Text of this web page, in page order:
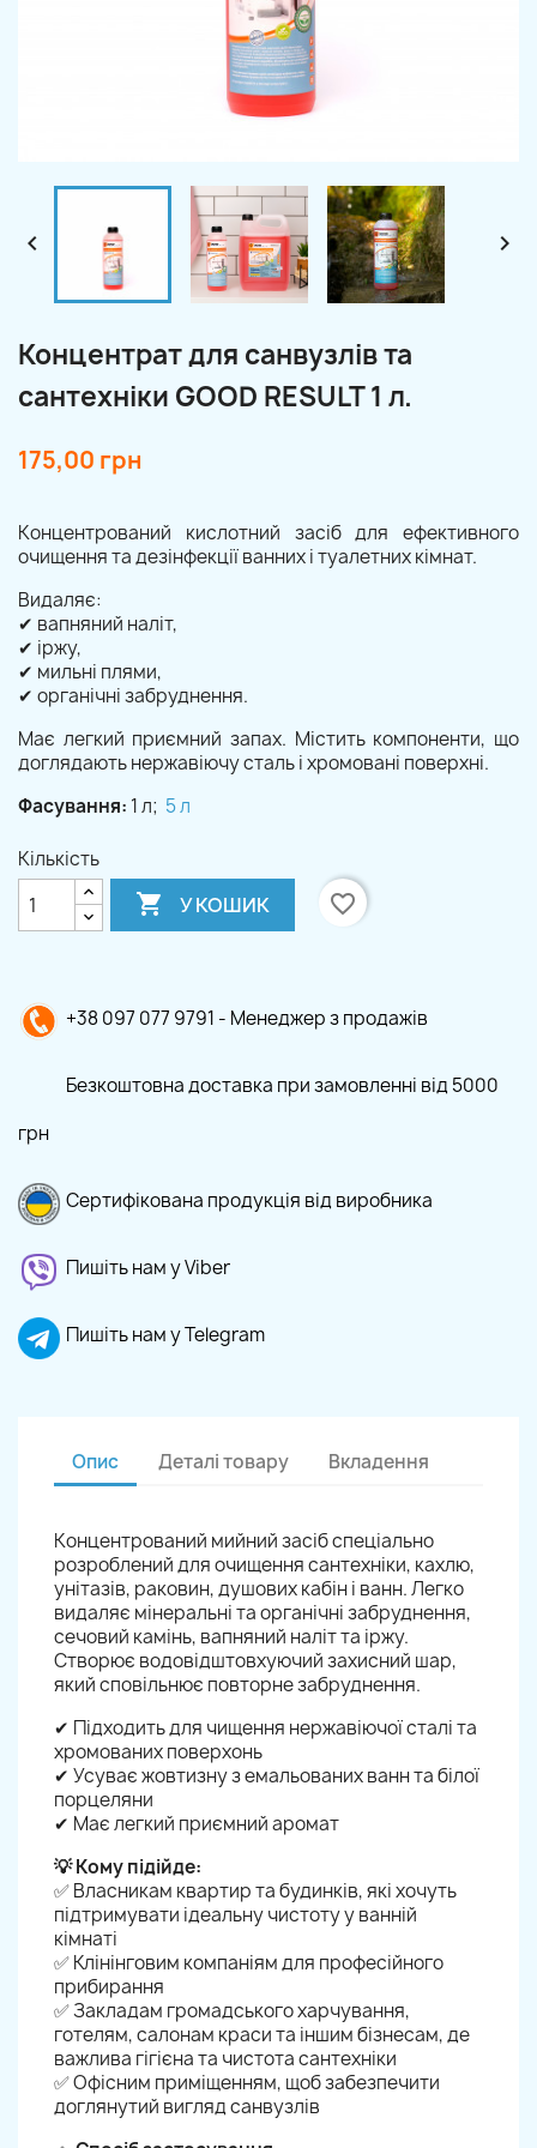
 
Концентрат для санвузлів та
сантехніки GOOD RESULT 1 л.
175,00 грн
Концентрований кислотний засіб для ефективного
очищення та дезінфекції ванних і туалетних кімнат.
Видаляє:
✔ вапняний наліт,
✔ іржу,
✔ мильні плями,
✔ органічні забруднення.
Має легкий приємний запах. Містить компоненти, що
доглядають нержавіючу сталь і хромовані поверхні.
Фасування: 1 л; 5 л
Кількість
 У КОШИК favorite_border
+38 097 077 9791 - Менеджер з продажів
Безкоштовна доставка при замовленні від 5000
грн
Сертифікована продукція від виробника
Пишіть нам у Viber
Пишіть нам у Telegram
Опис Деталі товару Вкладення
Концентрований мийний засіб спеціально
розроблений для очищення сантехніки, кахлю,
унітазів, раковин, душових кабін і ванн. Легко
видаляє мінеральні та органічні забруднення,
сечовий камінь, вапняний наліт та іржу.
Створює водовідштовхуючий захисний шар,
який сповільнює повторне забруднення.
✔ Підходить для чищення нержавіючої сталі та
хромованих поверхонь
✔ Усуває жовтизну з емальованих ванн та білої
порцеляни
✔ Має легкий приємний аромат
💡 Кому підійде:
✅ Власникам квартир та будинків, які хочуть
підтримувати ідеальну чистоту у ванній
кімнаті
✅ Клінінговим компаніям для професійного
прибирання
✅ Закладам громадського харчування,
готелям, салонам краси та іншим бізнесам, де
важлива гігієна та чистота сантехніки
✅ Офісним приміщенням, щоб забезпечити
доглянутий вигляд санвузлів